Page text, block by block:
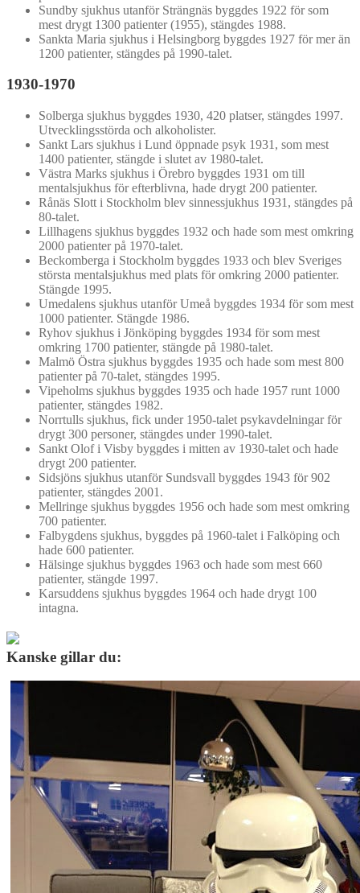
Sundby sjukhus utanför Strängnäs byggdes 1922 för som
mest drygt 1300 patienter (1955), stängdes 1988.
Sankta Maria sjukhus i Helsingborg byggdes 1927 för mer än
1200 patienter, stängdes på 1990-talet.
1930-1970
Solberga sjukhus byggdes 1930, 420 platser, stängdes 1997.
Utvecklingsstörda och alkoholister.
Sankt Lars sjukhus i Lund öppnade psyk 1931, som mest
1400 patienter, stängde i slutet av 1980-talet.
Västra Marks sjukhus i Örebro byggdes 1931 om till
mentalsjukhus för efterblivna, hade drygt 200 patienter.
Rånäs Slott i Stockholm blev sinnessjukhus 1931, stängdes på
80-talet.
Lillhagens sjukhus byggdes 1932 och hade som mest omkring
2000 patienter på 1970-talet.
Beckomberga i Stockholm byggdes 1933 och blev Sveriges
största mentalsjukhus med plats för omkring 2000 patienter.
Stängde 1995.
Umedalens sjukhus utanför Umeå byggdes 1934 för som mest
1000 patienter. Stängde 1986.
Ryhov sjukhus i Jönköping byggdes 1934 för som mest
omkring 1700 patienter, stängde på 1980-talet.
Malmö Östra sjukhus byggdes 1935 och hade som mest 800
patienter på 70-talet, stängdes 1995.
Vipeholms sjukhus byggdes 1935 och hade 1957 runt 1000
patienter, stängdes 1982.
Norrtulls sjukhus, fick under 1950-talet psykavdelningar för
drygt 300 personer, stängdes under 1990-talet.
Sankt Olof i Visby byggdes i mitten av 1930-talet och hade
drygt 200 patienter.
Sidsjöns sjukhus utanför Sundsvall byggdes 1943 för 902
patienter, stängdes 2001.
Mellringe sjukhus byggdes 1956 och hade som mest omkring
700 patienter.
Falbygdens sjukhus, byggdes på 1960-talet i Falköping och
hade 600 patienter.
Hälsinge sjukhus byggdes 1963 och hade som mest 660
patienter, stängde 1997.
Karsuddens sjukhus byggdes 1964 och hade drygt 100
intagna.
Kanske gillar du: